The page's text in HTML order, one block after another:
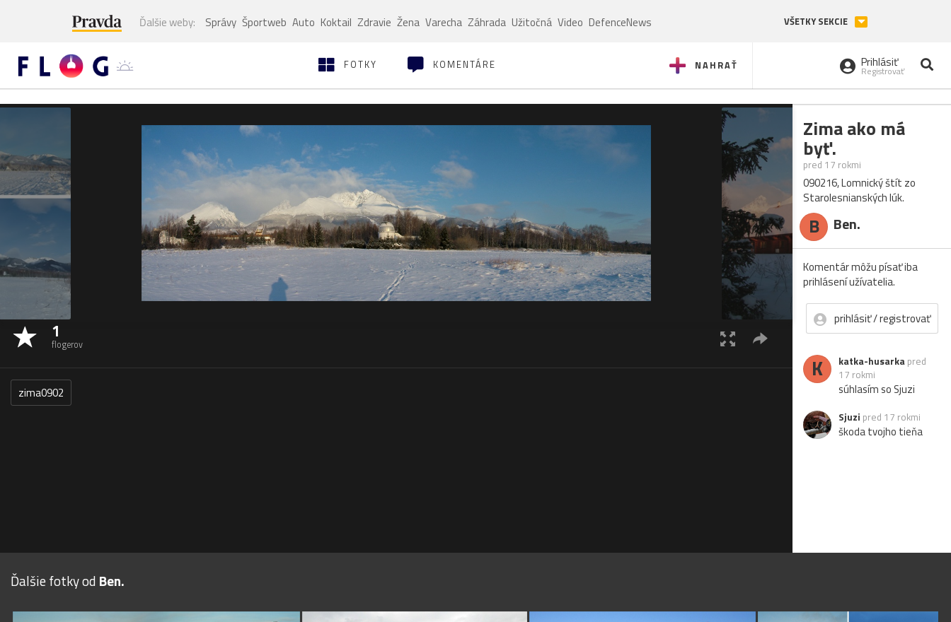
Ďalšie weby: Správy Športweb Auto Koktail Zdravie Žena Varecha Záhrada Užitočná Video DefenceNews VŠETKY SEKCIE
NAHRAŤ
FOTKY KOMENTÁRE Prihlásiť
Registrovať
1
flogerov
zima0902
Zima ako má
byť.
pred 17 rokmi
090216, Lomnický štít zo
Starolesnianských lúk.
B Ben.
Komentár môžu písať iba
prihlásení užívatelia.
prihlásiť / registrovať
K katka-husarka pred
17 rokmi
súhlasím so Sjuzi
Sjuzi pred 17 rokmi
škoda tvojho tieňa
Ďalšie fotky od Ben.